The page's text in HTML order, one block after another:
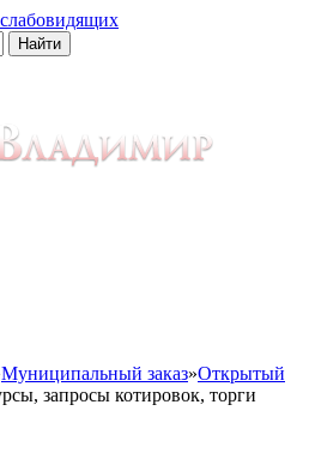
Муниципальный заказ»Открытый
запросы котировок, торги